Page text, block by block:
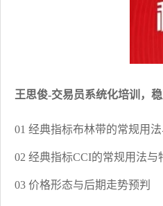
王思俊-交易员系统化培训，
01 经典指标布林带的常规用
02 经典指标CCI的常规用法与
03 价格形态与后期走势预判